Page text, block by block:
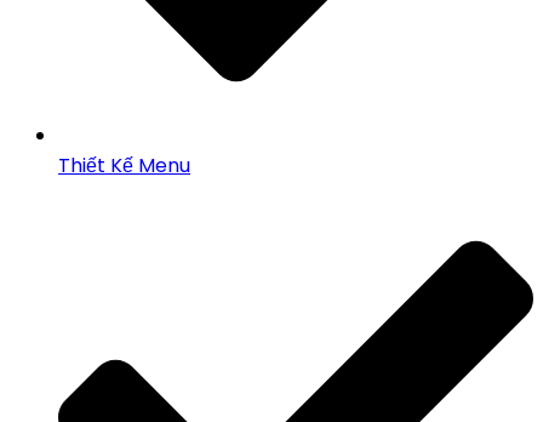
Thiết Kế Menu